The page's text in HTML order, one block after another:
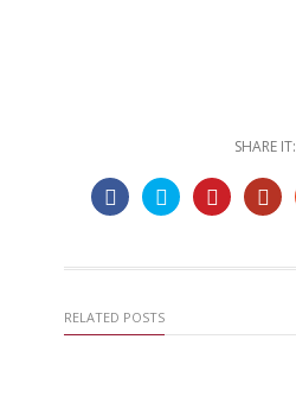
SHARE IT:
RELATED POSTS